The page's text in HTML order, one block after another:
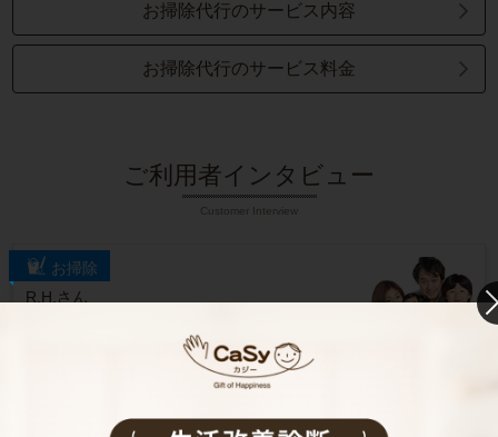
お掃除代行のサービス内容
お掃除代行のサービス料金
ご利用者インタビュー
Customer Interview
お掃除
R.H.さん
普段できない時間を過ごすことができ、休日が